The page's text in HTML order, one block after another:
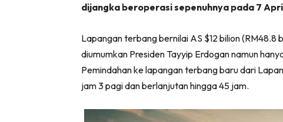
dijangka beroperasi sepenuhnya pada 7
Lapangan terbang bernilai AS $12 bilion
diumumkan Presiden Tayyip Erdogan namun
Pemindahan ke lapangan terbang baru dari
jam 3 pagi dan berlanjutan hingga 45 jam.